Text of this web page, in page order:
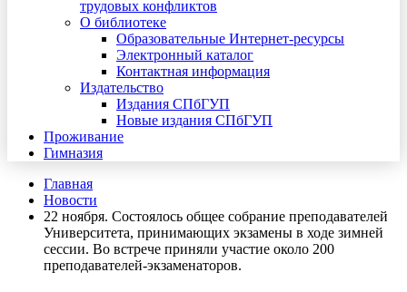
трудовых конфликтов
О библиотеке
Образовательные Интернет-ресурсы
Электронный каталог
Контактная информация
Издательство
Издания СПбГУП
Новые издания СПбГУП
Проживание
Гимназия
Главная
Новости
22 ноября. Состоялось общее собрание преподавателей
Университета, принимающих экзамены в ходе зимней
сессии. Во встрече приняли участие около 200
преподавателей-экзаменаторов.